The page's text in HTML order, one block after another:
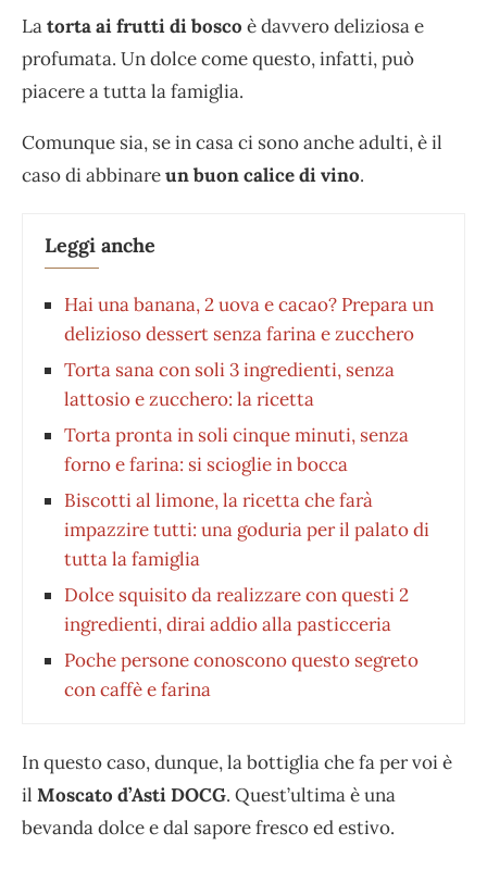
Latorta ai frutti di bosco è davvero deliziosa e
profumata. Un dolce come questo, infatti, può
piacere a tutta la famiglia.
Comunque sia, se in casa ci sono anche adulti, è il
caso di abbinareun buon calice di vino.
Leggi anche
Hai una banana, 2 uova e cacao? Prepara un
delizioso dessert senza farina e zucchero
Torta sana con soli 3 ingredienti, senza
lattosio e zucchero: la ricetta
Torta pronta in soli cinque minuti, senza
forno e farina: si scioglie in bocca
Biscotti al limone, la ricetta che farà
impazzire tutti: una goduria per il palato di
tutta la famiglia
Dolce squisito da realizzare con questi 2
ingredienti, dirai addio alla pasticceria
Poche persone conoscono questo segreto
con caffè e farina
In questo caso, dunque, la bottiglia che fa per voi è
il Moscato d’Asti DOCG. Quest’ultima è una
bevanda dolce e dal sapore fresco ed estivo.